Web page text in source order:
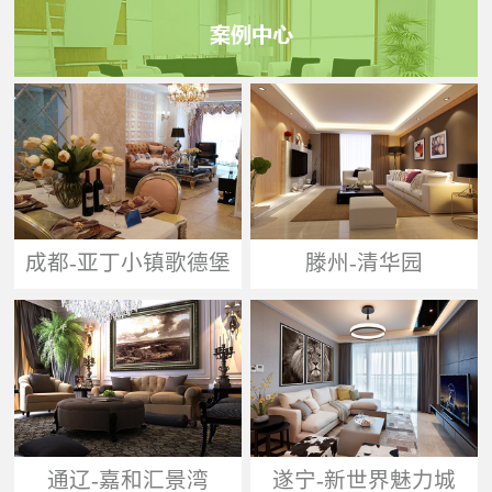
成都-亚丁小镇歌德堡 滕州-清华园
通辽-嘉和汇景湾 遂宁-新世界魅力城